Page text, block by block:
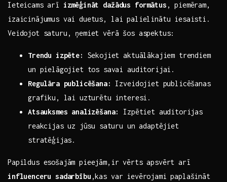
Ieteicams arī izmēģināt dažādus formātus , piemēram,
izaicinājumus vai duetus, lai palielinātu iesaisti.
Veidojot saturu, ņemiet vērā šos aspektus:
Trendu izpēte:
Sekojiet aktuālākajiem trendiem⁢
un pielāgojiet tos ​savai auditorijai.
Regulāra ‌publicēšana:
Izveidojiet publicēšanas
grafiku, lai uzturētu interesi.
Atsauksmes analizēšana:
Izpētiet auditorijas
reakcijas uz ⁤jūsu saturu un adaptējiet ​
stratēģijas.
Papildus esošajām pieejām,ir vērts apsvērt arī
influenceru sadarbību ,kas var ievērojami paplašināt